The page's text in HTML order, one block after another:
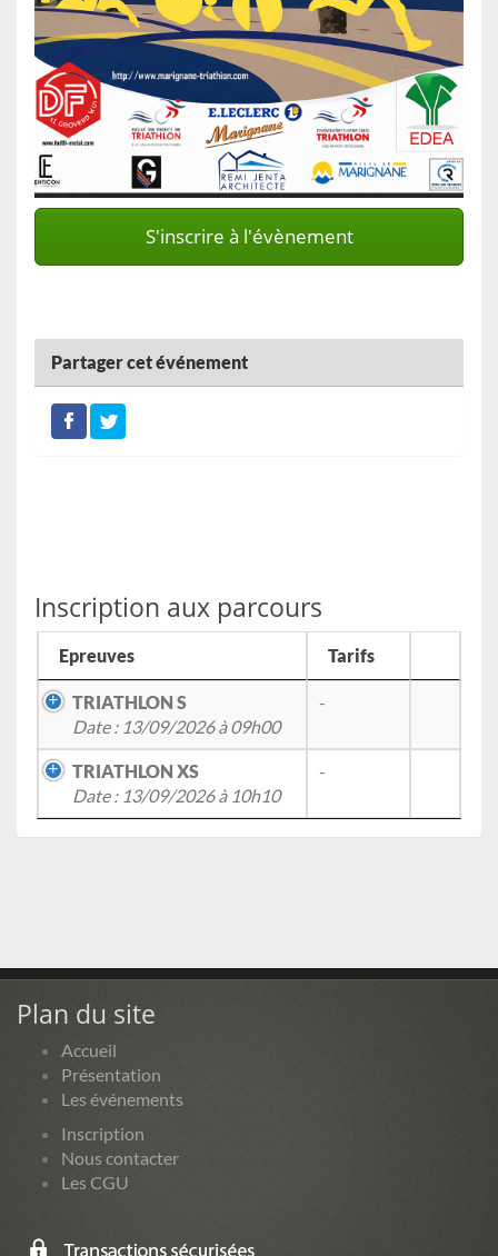
S'inscrire à l'évènement
Partager cet événement
Inscription aux parcours
Epreuves Tarifs
TRIATHLON S
Date : 13/09/2026 à 09h00
-
TRIATHLON XS
Date : 13/09/2026 à 10h10
-
Plan du site
Accueil
Présentation
Les événements
Inscription
Nous contacter
Les CGU